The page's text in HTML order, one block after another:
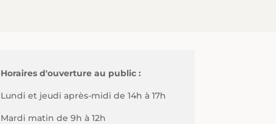
Horaires d'ouverture au public :
Lundi et jeudi après-midi de 14h à 17h
Mardi matin de 9h à 12h